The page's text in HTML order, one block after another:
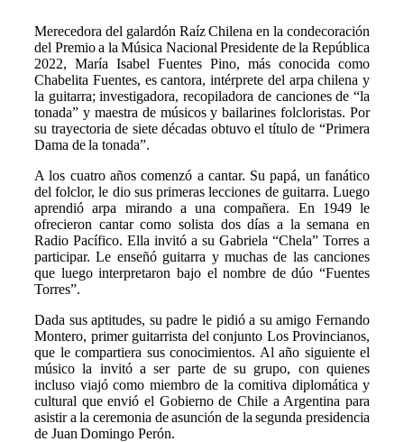
Merecedora del galardón Raíz Chilena en la condecoración
del Premio a la Música Nacional Presidente de la República
2022, María Isabel Fuentes Pino, más conocida como
Chabelita Fuentes, es cantora, intérprete del arpa chilena y
la guitarra; investigadora, recopiladora de canciones de “la
tonada” y maestra de músicos y bailarines folcloristas. Por
su trayectoria de siete décadas obtuvo el título de “Primera
Dama de la tonada”.
A los cuatro años comenzó a cantar. Su papá, un fanático
del folclor, le dio sus primeras lecciones de guitarra. Luego
aprendió arpa mirando a una compañera. En 1949 le
ofrecieron cantar como solista dos días a la semana en
Radio Pacífico. Ella invitó a su Gabriela “Chela” Torres a
participar. Le enseñó guitarra y muchas de las canciones
que luego interpretaron bajo el nombre de dúo “Fuentes
Torres”.
Dada sus aptitudes, su padre le pidió a su amigo Fernando
Montero, primer guitarrista del conjunto Los Provincianos,
que le compartiera sus conocimientos. Al año siguiente el
músico la invitó a ser parte de su grupo, con quienes
incluso viajó como miembro de la comitiva diplomática y
cultural que envió el Gobierno de Chile a Argentina para
asistir a la ceremonia de asunción de la segunda presidencia
de Juan Domingo Perón.